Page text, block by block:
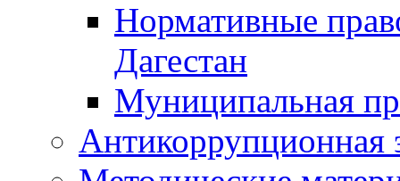
Нормативные
Дагестан
Муниципальная
Антикоррупционная